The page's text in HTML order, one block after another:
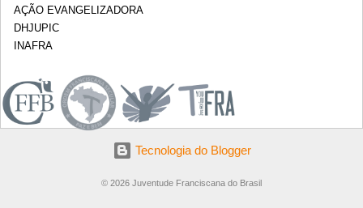
AÇÃO EVANGELIZADORA
DHJUPIC
INAFRA
Tecnologia do Blogger
© 2026 Juventude Franciscana do Brasil